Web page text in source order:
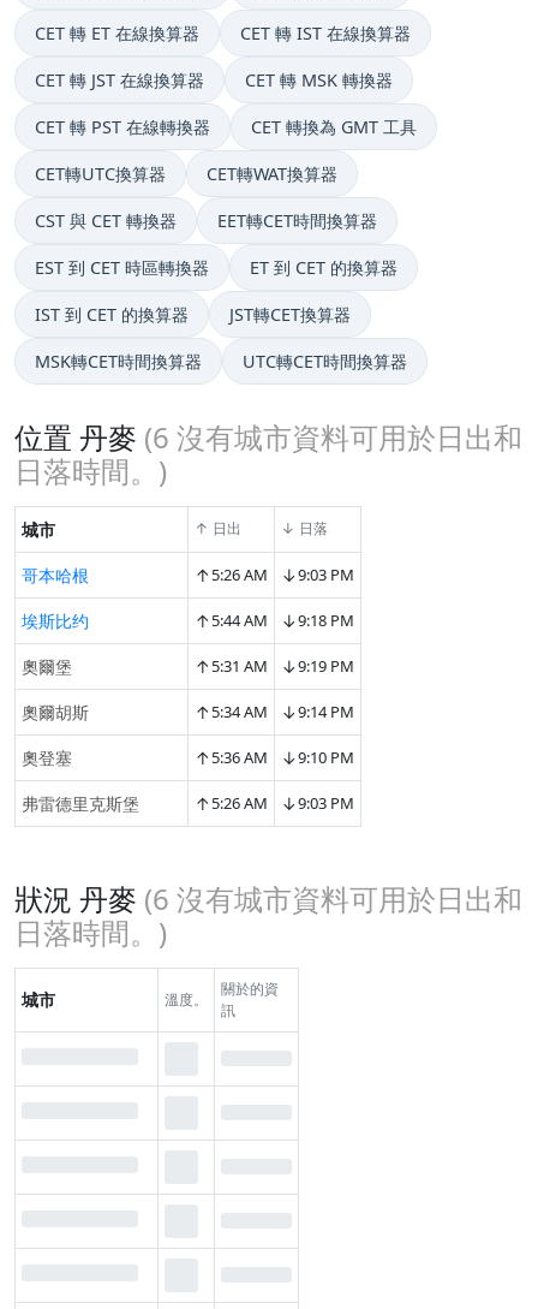
CET 轉 ET 在線換算器 CET 轉 IST 在線換算器
CET 轉 JST 在線換算器 CET 轉 MSK 轉換器
CET 轉 PST 在線轉換器 CET 轉換為 GMT 工具
CET轉UTC換算器 CET轉WAT換算器
CST 與 CET 轉換器 EET轉CET時間換算器
EST 到 CET 時區轉換器 ET 到 CET 的換算器
IST 到 CET 的換算器 JST轉CET換算器
MSK轉CET時間換算器 UTC轉CET時間換算器
位置 丹麥 (6 沒有城市資料可用於日出和
日落時間。)
城市 ↑ 日出 ↓ 日落
哥本哈根 ↑5:26 AM ↓9:03 PM
埃斯比约 ↑5:44 AM ↓9:18 PM
奧爾堡 ↑5:31 AM ↓9:19 PM
奧爾胡斯 ↑5:34 AM ↓9:14 PM
奧登塞 ↑5:36 AM ↓9:10 PM
弗雷德里克斯堡 ↑5:26 AM ↓9:03 PM
狀況 丹麥 (6 沒有城市資料可用於日出和
日落時間。)
城市 溫度。
關於的資
訊